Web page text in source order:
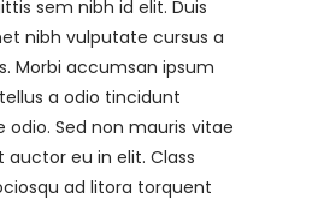
sem nibh id elit. Duis
nibh vulputate cursus a
Morbi accumsan ipsum
a odio tincidunt
odio. Sed non mauris vitae
eu in elit. Class
ad litora torquent